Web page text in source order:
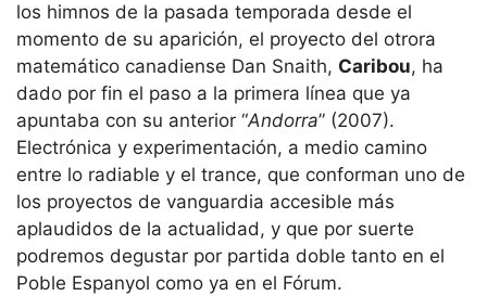
los himnos de la pasada temporada desde el
momento de su aparición, el proyecto del otrora
matemático canadiense Dan Snaith, Caribou, ha
dado por fin el paso a la primera línea que ya
apuntaba con su anterior “Andorra” (2007).
Electrónica y experimentación, a medio camino
entre lo radiable y el trance, que conforman uno de
los proyectos de vanguardia accesible más
aplaudidos de la actualidad, y que por suerte
podremos degustar por partida doble tanto en el
Poble Espanyol como ya en el Fórum.